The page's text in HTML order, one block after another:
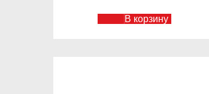
В корзину